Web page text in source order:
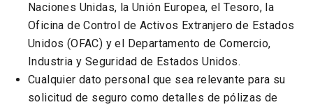
Naciones Unidas, la Unión Europea, el Tesoro, la
Oficina de Control de Activos Extranjero de Estados
Unidos (OFAC) y el Departamento de Comercio,
Industria y Seguridad de Estados Unidos.
Cualquier dato personal que sea relevante para su
solicitud de seguro como detalles de pólizas de